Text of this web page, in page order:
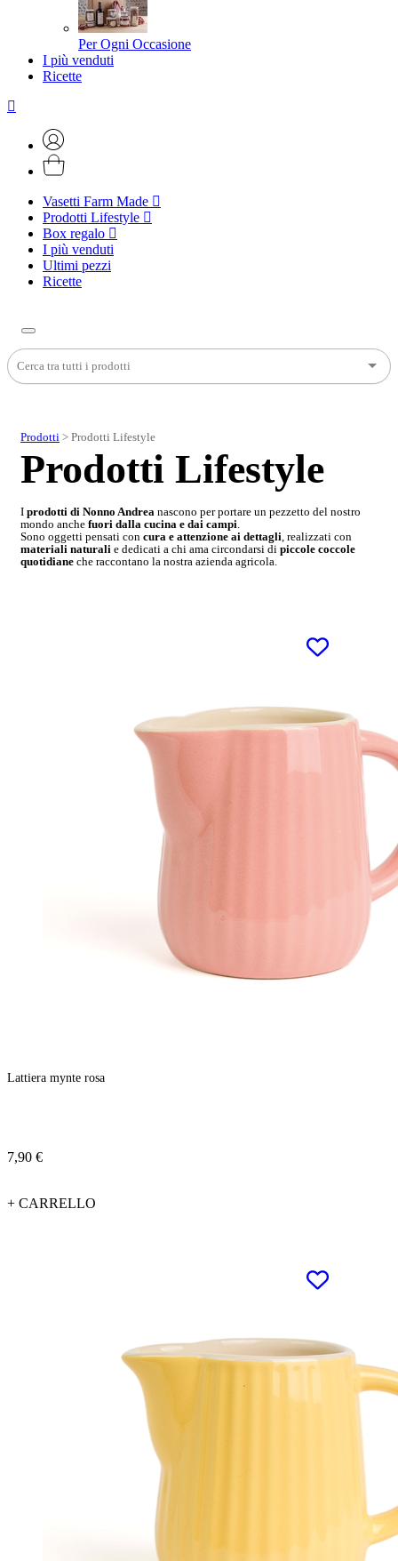
Per Ogni Occasione
I più venduti
Ricette
Vasetti Farm Made
Prodotti Lifestyle
Box regalo
I più venduti
Ultimi pezzi
Ricette
Prodotti > Prodotti Lifestyle
Prodotti Lifestyle
I prodotti di Nonno Andrea nascono per portare un pezzetto del nostro
mondo anche fuori dalla cucina e dai campi.
Sono oggetti pensati con cura e attenzione ai dettagli, realizzati con
materiali naturali e dedicati a chi ama circondarsi di piccole coccole
quotidiane che raccontano la nostra azienda agricola.
Lattiera mynte rosa
7,90 €
+ CARRELLO